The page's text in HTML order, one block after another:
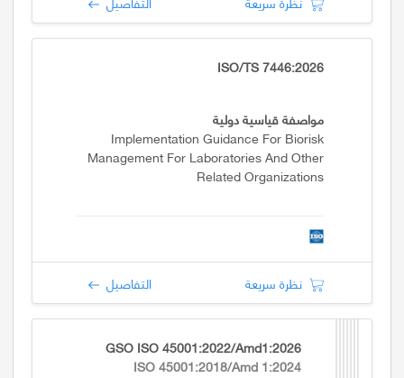
ISO/TS 7446:2026
مواصفة قياسية دولية
Implementation Guidance For Biorisk
Management For Laboratories And Other
Related Organizations
نظرة سريعة التفاصيل
GSO ISO 45001:2022/Amd1:2026
ISO 45001:2018/Amd 1:2024